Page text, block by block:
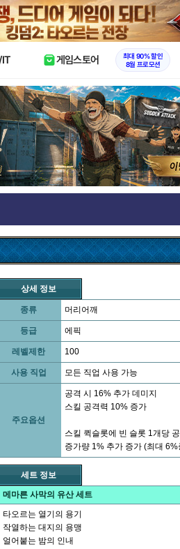
X
IT 게임스토어
최대 90% 할인
8월 프로모션
상세 정보
종류 머리어깨
등급 에픽
레벨제한 100
사용 직업 모든 직업 사용 가능
주요옵션
공격 시 16% 추가 데미지
스킬 공격력 10% 증가
스킬 퀵슬롯에 빈 슬롯 1개당
증가량 1% 추가 증가 (최대 6%
세트 정보
메마른 사막의 유산 세트
타오르는 열기의 용기
작열하는 대지의 용맹
얼어붙는 밤의 인내